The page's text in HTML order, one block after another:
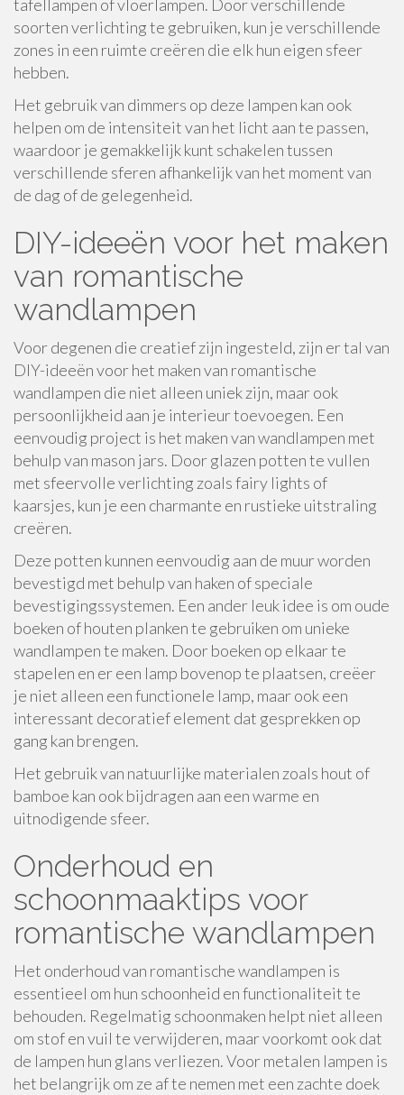
tafellampen of vloerlampen. Door verschillende
soorten verlichting te gebruiken, kun je verschillende
zones in een ruimte creëren die elk hun eigen sfeer
hebben.
Het gebruik van dimmers op deze lampen kan ook
helpen om de intensiteit van het licht aan te passen,
waardoor je gemakkelijk kunt schakelen tussen
verschillende sferen afhankelijk van het moment van
de dag of de gelegenheid.
DIY-ideeën voor het maken
van romantische
wandlampen
Voor degenen die creatief zijn ingesteld, zijn er tal van
DIY-ideeën voor het maken van romantische
wandlampen die niet alleen uniek zijn, maar ook
persoonlijkheid aan je interieur toevoegen. Een
eenvoudig project is het maken van wandlampen met
behulp van mason jars. Door glazen potten te vullen
met sfeervolle verlichting zoals fairy lights of
kaarsjes, kun je een charmante en rustieke uitstraling
creëren.
Deze potten kunnen eenvoudig aan de muur worden
bevestigd met behulp van haken of speciale
bevestigingssystemen. Een ander leuk idee is om oude
boeken of houten planken te gebruiken om unieke
wandlampen te maken. Door boeken op elkaar te
stapelen en er een lamp bovenop te plaatsen, creëer
je niet alleen een functionele lamp, maar ook een
interessant decoratief element dat gesprekken op
gang kan brengen.
Het gebruik van natuurlijke materialen zoals hout of
bamboe kan ook bijdragen aan een warme en
uitnodigende sfeer.
Onderhoud en
schoonmaaktips voor
romantische wandlampen
Het onderhoud van romantische wandlampen is
essentieel om hun schoonheid en functionaliteit te
behouden. Regelmatig schoonmaken helpt niet alleen
om stof en vuil te verwijderen, maar voorkomt ook dat
de lampen hun glans verliezen. Voor metalen lampen is
het belangrijk om ze af te nemen met een zachte doek